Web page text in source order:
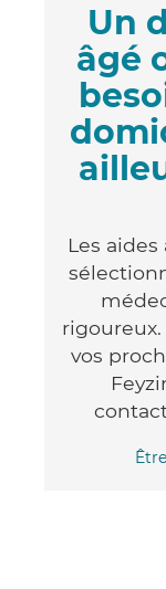
Un
âgé
Les
vos